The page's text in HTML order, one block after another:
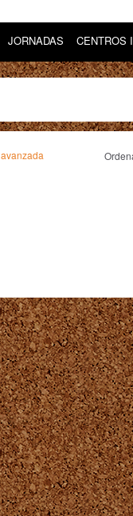
JORNADAS CENTROS